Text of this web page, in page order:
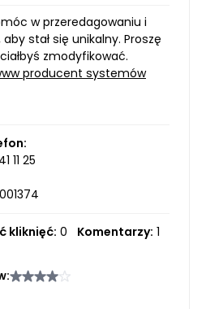
w przeredagowaniu i
stał się unikalny. Proszę
zmodyfikować.
producent systemów
11 25
kliknięć: 0 Komentarzy: 1